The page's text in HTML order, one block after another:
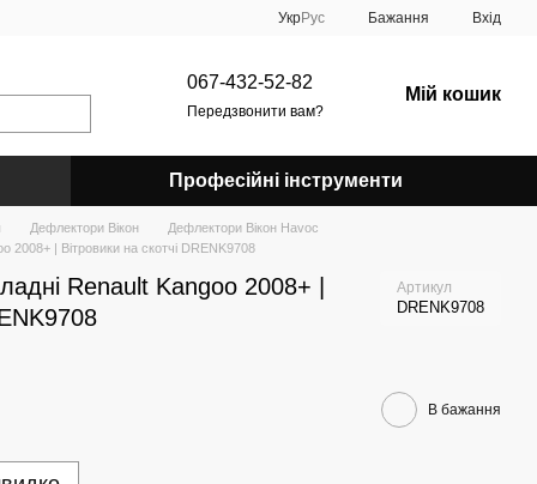
УкрРус Бажання Вхід
067-432-52-82
Передзвонити вам?
Мій кошик
Професійні інструменти
Дефлектори Вікон
Дефлектори Вікон Havoc
2008+ | Вітровики на скотчі DRENK9708
Renault Kangoo 2008+ |
Артикул
DRENK9708
В бажання